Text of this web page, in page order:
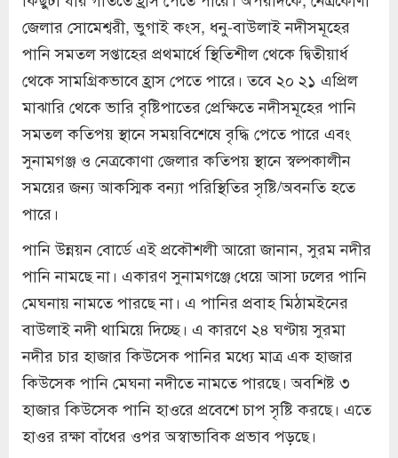
জেলার সোমেশ্বরী, ভুগাই কংস, ধনু-বাউলাই নদীসমূহের
পানি সমতল সপ্তাহের প্রথমার্ধে স্থিতিশীল থেকে দ্বিতীয়ার্ধ
থেকে সামগ্রিকভাবে হ্রাস পেতে পারে। তবে ২০ ২১ এপ্রিল
মাঝারি থেকে ভারি বৃষ্টিপাতের প্রেক্ষিতে নদীসমূহের পানি
সমতল কতিপয় স্থানে সময়বিশেষে বৃদ্ধি পেতে পারে এবং
সুনামগঞ্জ ও নেত্রকোণা জেলার কতিপয় স্থানে স্বল্পকালীন
সময়ের জন্য আকস্মিক বন্যা পরিস্থিতির সৃষ্টি/অবনতি হতে
পারে।
পানি উন্নয়ন বোর্ডে এই প্রকৌশলী আরো জানান, সুরম নদীর
পানি নামছে না। একারণ সুনামগঞ্জে ধেয়ে আসা ঢলের পানি
মেঘনায় নামতে পারছে না। এ পানির প্রবাহ মিঠামইনের
বাউলাই নদী থামিয়ে দিচ্ছে। এ কারণে ২৪ ঘণ্টায় সুরমা
নদীর চার হাজার কিউসেক পানির মধ্যে মাত্র এক হাজার
কিউসেক পানি মেঘনা নদীতে নামতে পারছে। অবশিষ্ট ৩
হাজার কিউসেক পানি হাওরে প্রবেশে চাপ সৃষ্টি করছে। এতে
হাওর রক্ষা বাঁধের ওপর অস্বাভাবিক প্রভাব পড়ছে।